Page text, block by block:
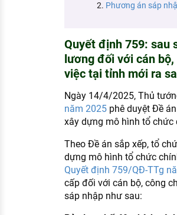
Kỹ năng nghề nghiệp
Đặc trưng từng nghề
Xu hướng việc làm
XÂY DỰNG VÀ PHÁT TRIỂN ĐỘI NGŨ
TUYỂN DỤNG VIỆC LÀM
Phương án sáp
Quyết định 759: sau
lương đối với cán
việc tại tỉnh mới ra
Ngày 14/4/2025, Thủ
năm 2025phê duyệt Đề
xây dựng mô hình tổ chức
Theo Đề án sắp xếp, tổ
dựng mô hình tổ chức
Quyết định 759/QĐ-TTg
cấp đối với cán bộ, công
sáp nhập như sau: